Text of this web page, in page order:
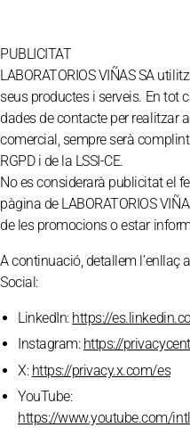
PUBLICITAT
LABORATORIOS VIÑAS SA
seus productes i serveis. En tot
dades de contacte per realitzar
comercial, sempre serà
RGPD i de la LSSI-CE.
No es considerarà publicitat el
pàgina de LABORATORIOS
de les promocions o estar
A continuació, detallem l’enllaç
Social:
LinkedIn: https://
Instagram: https://
X: https://privacy.x.com/es
YouTube:
https://www.youtube.com/